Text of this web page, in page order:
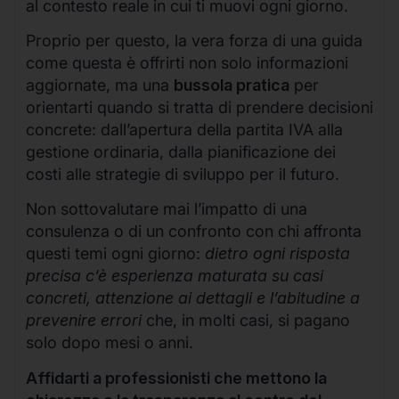
al contesto reale in cui ti muovi ogni giorno.
Proprio per questo, la vera forza di una guida
come questa è offrirti non solo informazioni
aggiornate, ma una bussola pratica per
orientarti quando si tratta di prendere decisioni
concrete: dall’apertura della partita IVA alla
gestione ordinaria, dalla pianificazione dei
costi alle strategie di sviluppo per il futuro.
Non sottovalutare mai l’impatto di una
consulenza o di un confronto con chi affronta
questi temi ogni giorno: dietro ogni risposta
precisa c’è esperienza maturata su casi
concreti, attenzione ai dettagli e l’abitudine a
prevenire errori che, in molti casi, si pagano
solo dopo mesi o anni.
Affidarti a professionisti che mettono la